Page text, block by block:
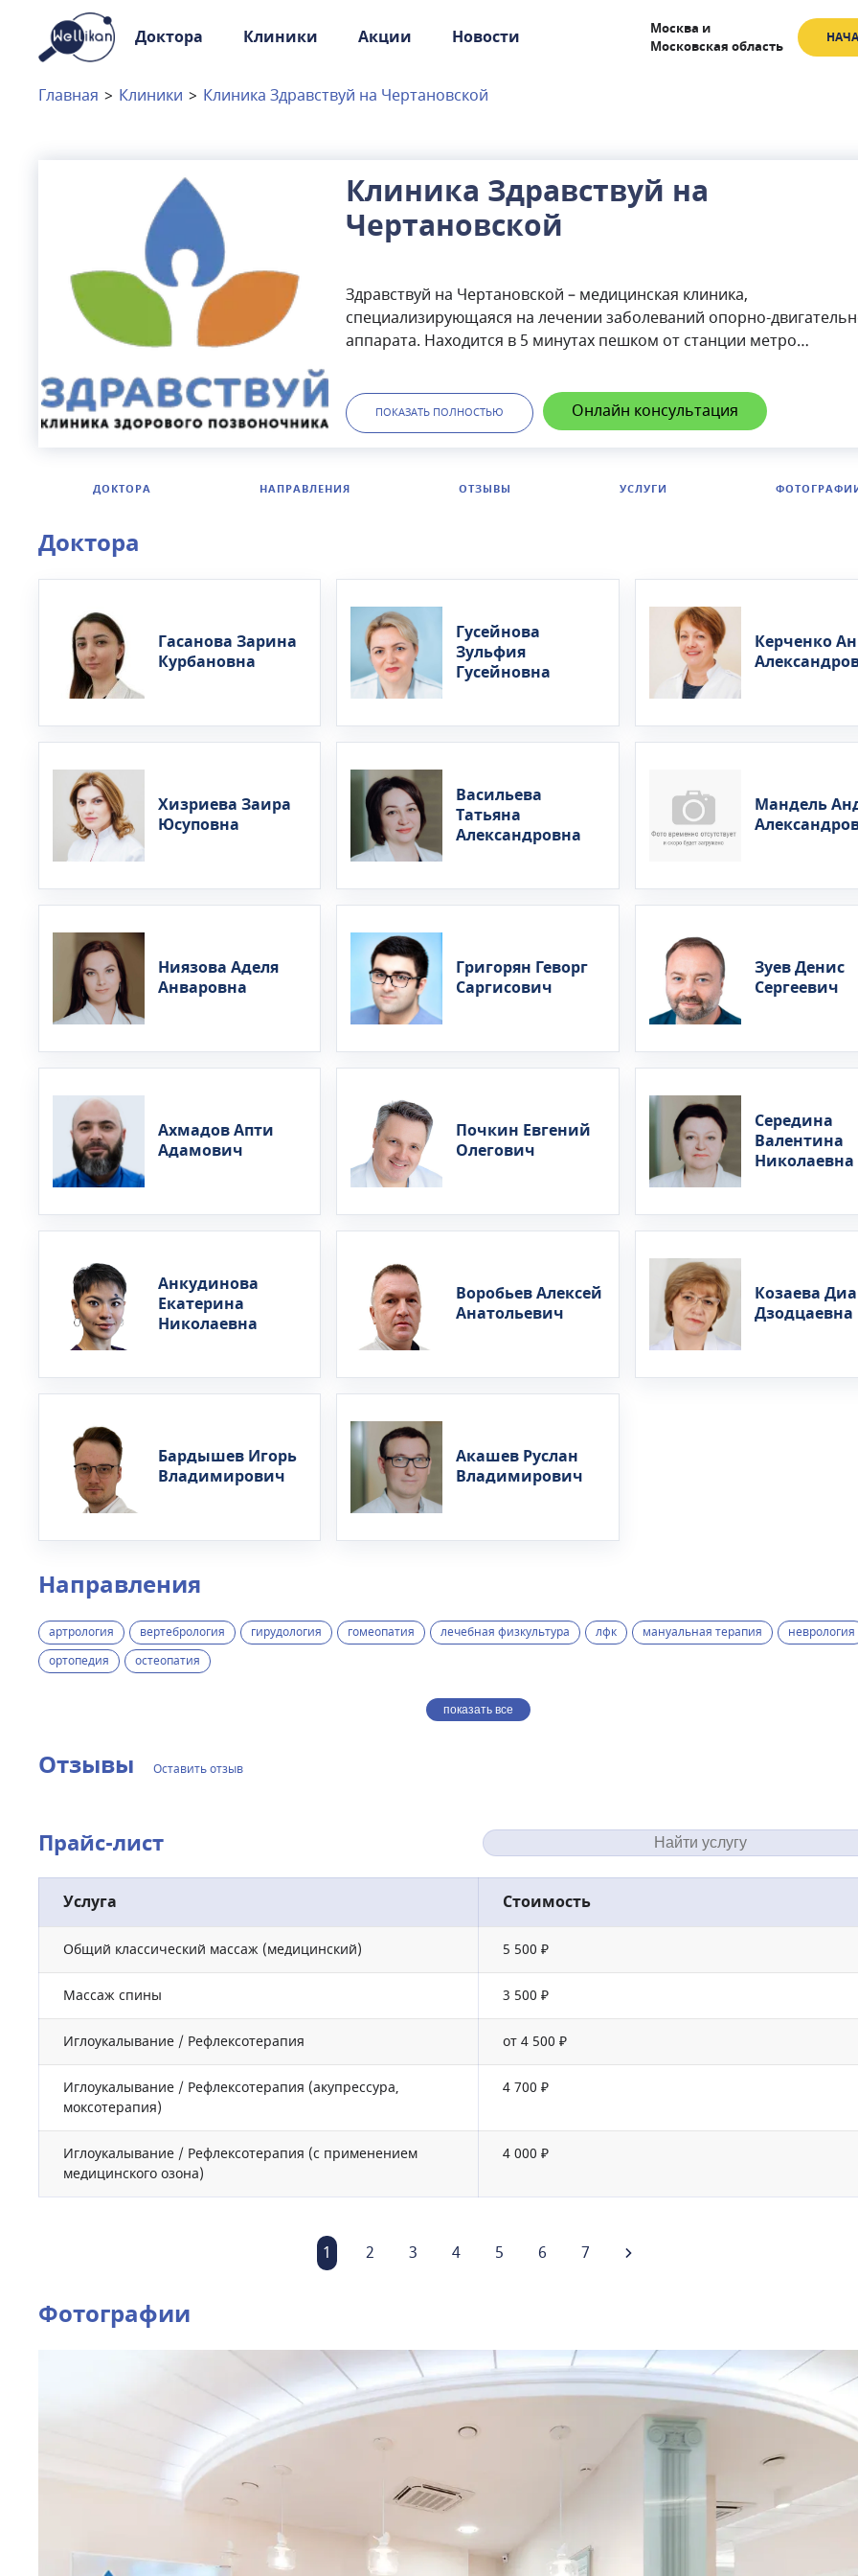
Доктора Клиники Акции Новости Москва и
Московская область
Доктора
Клиники
Московская область
Связаться с нами
Главная > Клиники > Клиника Здравствуй на Чертановской
Клиника Здравствуй на
Чертановской
Здравствуй на Чертановской – медицинская клиника,
специализирующаяся на лечении заболеваний опорно-
аппарата. Находится в 5 минутах пешком от станции метро
прием: неврология, травматология, взрослая и детская ортопедия,
мануальная терапия, рефлексотерапия.Около половины штата
имеет опыт работы от 10 лет.Оказываются следующие услуги:
ПОКАЗАТЬ ПОЛНОСТЬЮ Онлайн консультация
ДОКТОРА НАПРАВЛЕНИЯ ОТЗЫВЫ УСЛУГИ
Доктора
Гасанова Зарина
Курбановна
Гусейнова
Зульфия
Гусейновна
Керченко
Хизриева Заира
Юсуповна
Васильева
Татьяна
Александровна
Мандель
Ниязова Аделя
Анваровна
Григорян Геворг
Саргисович
Зуев Денис
Сергеевич
Ахмадов Апти
Адамович
Почкин Евгений
Олегович
Середина
Валентина
Николаевна
Анкудинова
Екатерина
Николаевна
Воробьев Алексей
Анатольевич
Козаева
Дзодцаевна
Бардышев Игорь
Владимирович
Акашев Руслан
Владимирович
Направления
артрология вертебрология гирудология гомеопатия лечебная физкультура лфк мануальная терапия
неврология
ортопедия
остеопатия
показать все
Отзывы Оставить отзыв
Прайс-лист
Услуга Стоимость
Общий классический массаж (медицинский) 5 500 ₽
Массаж спины 3 500 ₽
Иглоукалывание / Рефлексотерапия от 4 500 ₽
Иглоукалывание / Рефлексотерапия (акупрессура,
моксотерапия)
4 700 ₽
Иглоукалывание / Рефлексотерапия (с применением
медицинского озона)
4 000 ₽
1 2 3 4 5 6 7
Фотографии